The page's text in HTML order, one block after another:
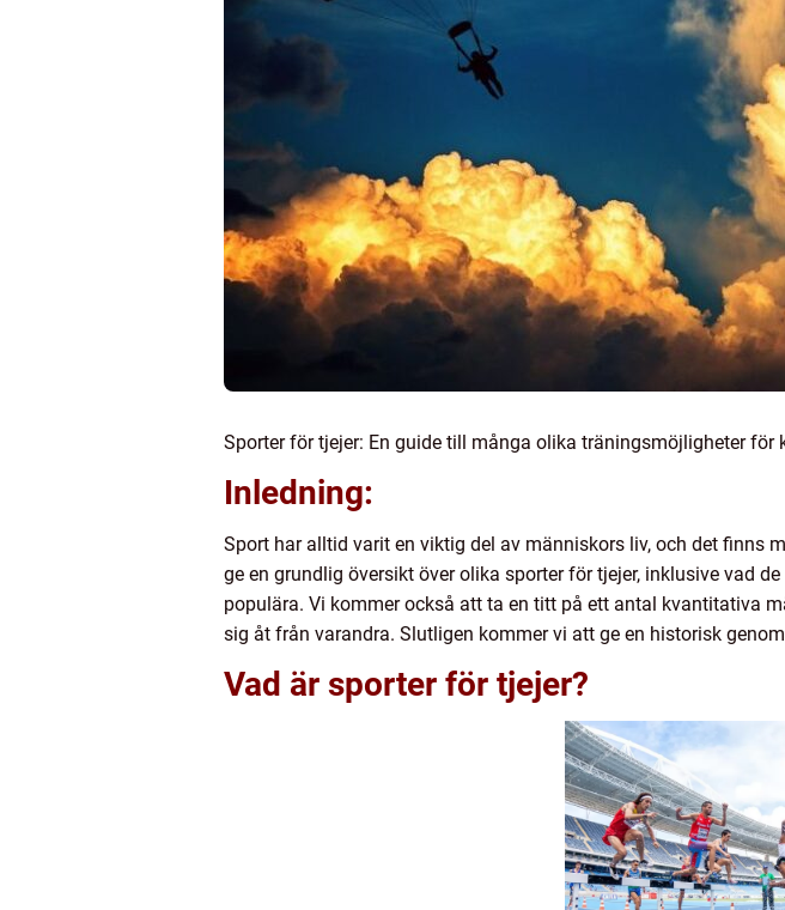
Sporter för tjejer: En guide till många olika träningsmöjligheter för
Inledning:
Sport har alltid varit en viktig del av människors liv, och det finns
ge en grundlig översikt över olika sporter för tjejer, inklusive vad
populära. Vi kommer också att ta en titt på ett antal kvantitativa
sig åt från varandra. Slutligen kommer vi att ge en historisk
Vad är sporter för tjejer?